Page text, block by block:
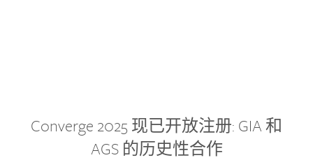
Converge 2025 现已开放注册: GIA 和
AGS 的历史性合作